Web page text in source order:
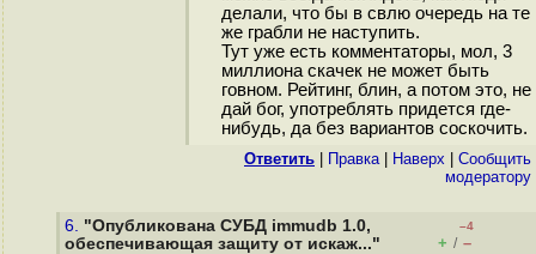
делали, что бы в свлю очередь на те
же грабли не наступить.
Тут уже есть комментаторы, мол, 3
миллиона скачек не может быть
говном. Рейтинг, блин, а потом это, не
дай бог, употреблять придется где-
нибудь, да без вариантов соскочить.
Ответить Правка| Наверх
Cообщить
модератору
6. "Опубликована СУБД immudb 1.0,
обеспечивающая защиту от искаж..."
–4
+ / –